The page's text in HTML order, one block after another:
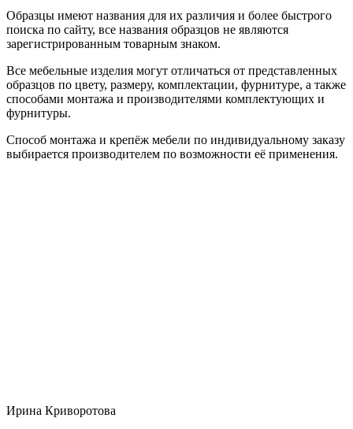
Образцы имеют названия для их различия и более быстрого
поиска по сайту, все названия образцов не являются
зарегистрированным товарным знаком.
Все мебельные изделия могут отличаться от представленных
образцов по цвету, размеру, комплектации, фурнитуре, а также
способами монтажа и производителями комплектующих и
фурнитуры.
Способ монтажа и крепёж мебели по индивидуальному заказу
выбирается производителем по возможности её применения.
Ирина Криворотова